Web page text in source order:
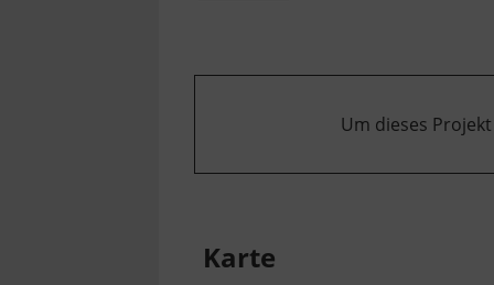
Um dieses
Karte